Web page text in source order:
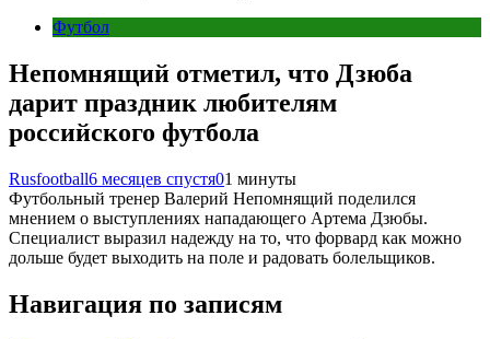
Футбол
Непомнящий отметил, что Дзюба
дарит праздник любителям
российского футбола
Rusfootball6 месяцев спустя01 минуты
Футбольный тренер Валерий Непомнящий поделился
мнением о выступлениях нападающего Артема Дзюбы.
Специалист выразил надежду на то, что форвард как можно
дольше будет выходить на поле и радовать болельщиков.
Навигация по записям